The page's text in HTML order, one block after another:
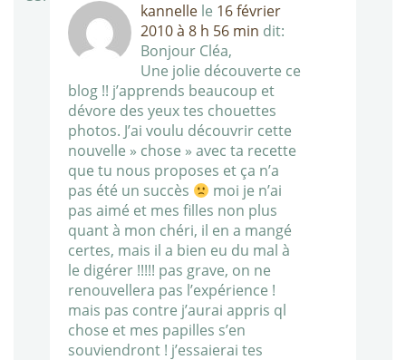
kannelle le 16 février
2010 à 8 h 56 min dit:
Bonjour Cléa,
Une jolie découverte ce
blog !! j’apprends beaucoup et
dévore des yeux tes chouettes
photos. J’ai voulu découvrir cette
nouvelle » chose » avec ta recette
que tu nous proposes et ça n’a
pas été un succès
moi je n’ai
pas aimé et mes filles non plus
quant à mon chéri, il en a mangé
certes, mais il a bien eu du mal à
le digérer !!!!! pas grave, on ne
renouvellera pas l’expérience !
mais pas contre j’aurai appris ql
chose et mes papilles s’en
souviendront ! j’essaierai tes